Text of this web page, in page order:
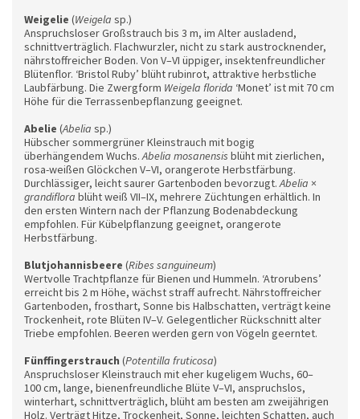
Weigelie (Weigela sp.)
Anspruchsloser Großstrauch bis 3 m, im Alter ausladend,
schnittverträglich. Flachwurzler, nicht zu stark austrocknender,
nährstoffreicher Boden. Von V–VI üppiger, insektenfreundlicher
Blütenflor. ‘Bristol Ruby’ blüht rubinrot, attraktive herbstliche
Laubfärbung. Die Zwergform Weigela florida ‘Monet’ ist mit 70 cm
Höhe für die Terrassenbepflanzung geeignet.
Abelie (Abelia sp.)
Hübscher sommergrüner Kleinstrauch mit bogig
überhängendem Wuchs.Abelia mosanensis blüht mit zierlichen,
rosa-weißen Glöckchen V–VI, orangerote Herbstfärbung.
Durchlässiger, leicht saurer Gartenboden bevorzugt.Abelia ×
grandiflora blüht weiß VII–IX, mehrere Züchtungen erhältlich. In
den ersten Wintern nach der Pflanzung Bodenabdeckung
empfohlen. Für Kübelpflanzung geeignet, orangerote
Herbstfärbung.
Blutjohannisbeere (Ribes sanguineum)
Wertvolle Trachtpflanze für Bienen und Hummeln. ‘Atrorubens’
erreicht bis 2 m Höhe, wächst straff aufrecht. Nährstoffreicher
Gartenboden, frosthart, Sonne bis Halbschatten, verträgt keine
Trockenheit, rote Blüten IV–V. Gelegentlicher Rückschnitt alter
Triebe empfohlen. Beeren werden gern von Vögeln geerntet.
Fünffingerstrauch (Potentilla fruticosa)
Anspruchsloser Kleinstrauch mit eher kugeligem Wuchs, 60–
100 cm, lange, bienenfreundliche Blüte V–VI, anspruchslos,
winterhart, schnittverträglich, blüht am besten am zweijährigen
Holz. Verträgt Hitze, Trockenheit, Sonne, leichten Schatten, auch